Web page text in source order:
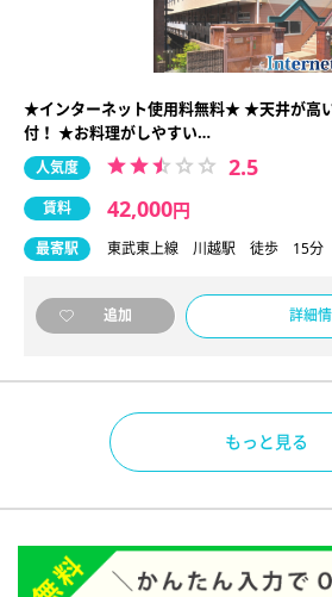
★インターネット使用料無料★ ★天井が高
付！ ★お料理がしやすい…
人気度 2.5
賃料 42,000円
最寄駅 東武東上線 川越駅 徒歩 15分
追加 詳細
もっと見る